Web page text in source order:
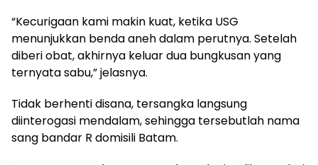
“Kecurigaan kami makin kuat, ketika USG
menunjukkan benda aneh dalam perutnya. Setelah
diberi obat, akhirnya keluar dua bungkusan yang
ternyata sabu,” jelasnya.
Tidak berhenti disana, tersangka langsung
diinterogasi mendalam, sehingga tersebutlah nama
sang bandar R domisili Batam.